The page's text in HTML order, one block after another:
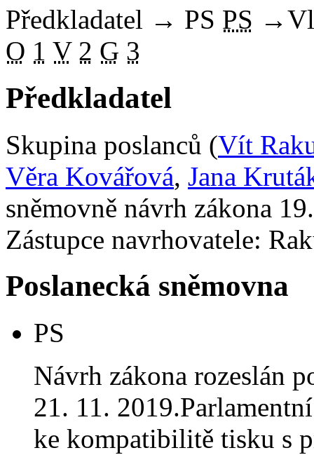
Předkladatel → PS PS →
O 1 V 2 G 3
Předkladatel
Skupina poslanců (Vít
Věra Kovářová, Jana
sněmovně návrh zákona
Zástupce navrhovatele:
Poslanecká sněmovna
PS
Návrh zákona rozeslán
21. 11.
ke kompatibilitě tisku s